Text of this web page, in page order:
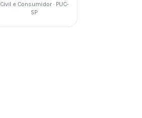
Civil e Consumidor · PUC-
SP